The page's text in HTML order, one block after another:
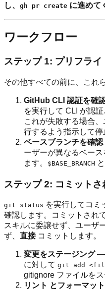
し、 gh pr create に進めて
ワークフロー
ステップ 1: プリフライ
その他すべての前に、これ
GitHub CLI 認証を確
を実行して CLI が認
これが失敗する場合、
行するよう指示して停
ベースブランチを確認
ーザーが異なるベー
ます。
$BASE_BRANCH
ステップ 2: コミット
git status を実行してコミ
確認します。コミットされ
スキルに委譲せず、ユーザ
ず、 直接コミットします。
変更をステージング—
に対して git add
gitignore ファイルを
リント とフォーマット